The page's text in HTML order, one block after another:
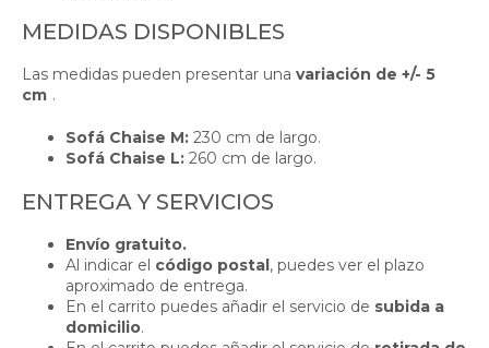
MEDIDAS DISPONIBLES
Las medidas pueden presentar una variación de +/- 5
cm .
Sofá Chaise M: 230 cm de largo.
Sofá Chaise L: 260 cm de largo.
ENTREGA Y SERVICIOS
Envío gratuito.
Al indicar el código postal , puedes ver el plazo
aproximado de entrega.
En el carrito puedes añadir el servicio de subida a
domicilio.